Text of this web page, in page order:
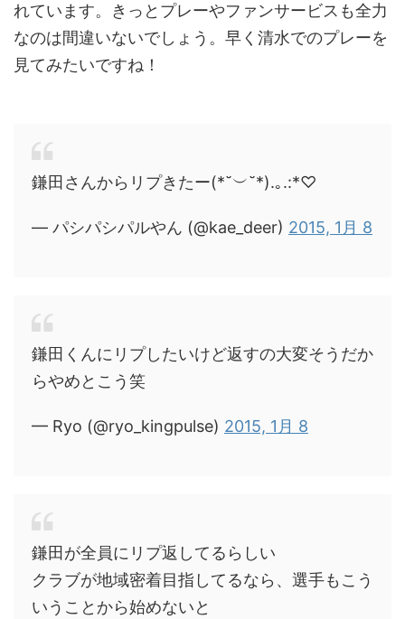
れています。きっとプレーやファンサービスも全力
なのは間違いないでしょう。早く清水でのプレーを
見てみたいですね！
鎌田さんからリプきたー(*˘︶˘*).｡.:*♡
— パシパシパルやん (@kae_deer) 2015, 1月 8
鎌田くんにリプしたいけど返すの大変そうだか
らやめとこう笑
— Ryo (@ryo_kingpulse) 2015, 1月 8
鎌田が全員にリプ返してるらしい
クラブが地域密着目指してるなら、選手もこう
いうことから始めないと